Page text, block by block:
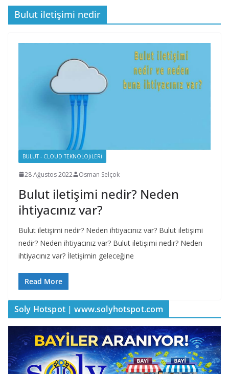
Bulut iletişimi nedir
BULUT - CLOUD TEKNOLOJILERI
28 Ağustos 2022 Osman Selçok
Bulut iletişimi nedir? Neden
ihtiyacınız var?
Bulut iletişimi nedir? Neden ihtiyacınız var? Bulut iletişimi
nedir? Neden ihtiyacınız var? Bulut iletişimi nedir? Neden
ihtiyacınız var? İletişimin geleceğine
Read More
Soly Hotspot | www.solyhotspot.com